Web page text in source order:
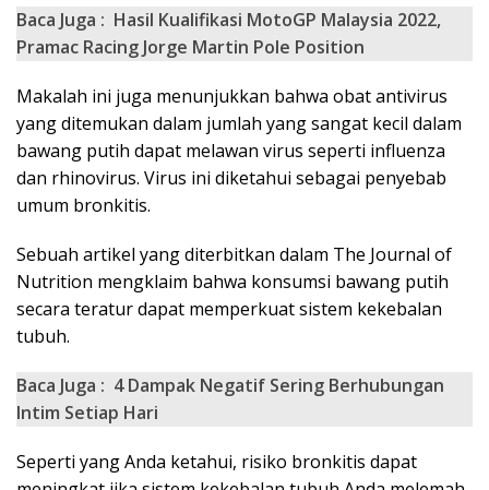
Baca Juga : Hasil Kualifikasi MotoGP Malaysia 2022,
Pramac Racing Jorge Martin Pole Position
Makalah ini juga menunjukkan bahwa obat antivirus
yang ditemukan dalam jumlah yang sangat kecil dalam
bawang putih dapat melawan virus seperti influenza
dan rhinovirus. Virus ini diketahui sebagai penyebab
umum bronkitis.
Sebuah artikel yang diterbitkan dalam The Journal of
Nutrition mengklaim bahwa konsumsi bawang putih
secara teratur dapat memperkuat sistem kekebalan
tubuh.
Baca Juga : 4 Dampak Negatif Sering Berhubungan
Intim Setiap Hari
Seperti yang Anda ketahui, risiko bronkitis dapat